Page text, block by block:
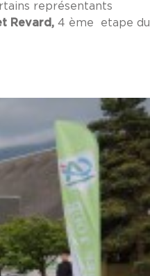
représentants
Revard, 4 ème etape du